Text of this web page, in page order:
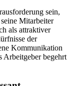
sein,
Mitarbeiter
als attraktiver
der
Kommunikation
Arbeitgeber begehrt